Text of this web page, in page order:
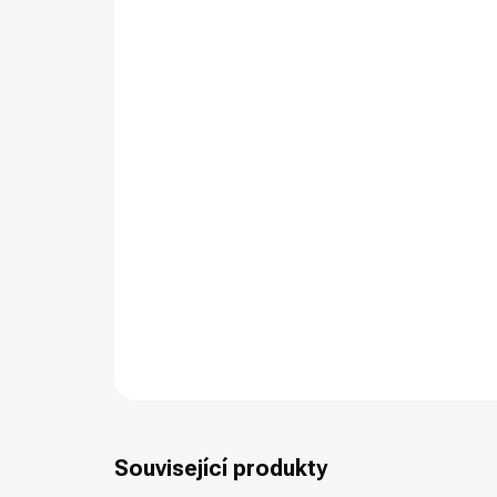
Související produkty